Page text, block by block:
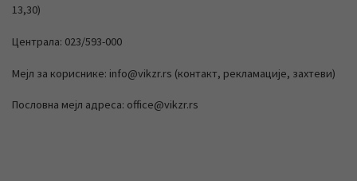
13,30)
Централа: 023/593-000
Мејл за кориснике: info@vikzr.rs (контакт, рекламације, захтеви)
Пословна мејл адреса: office@vikzr.rs